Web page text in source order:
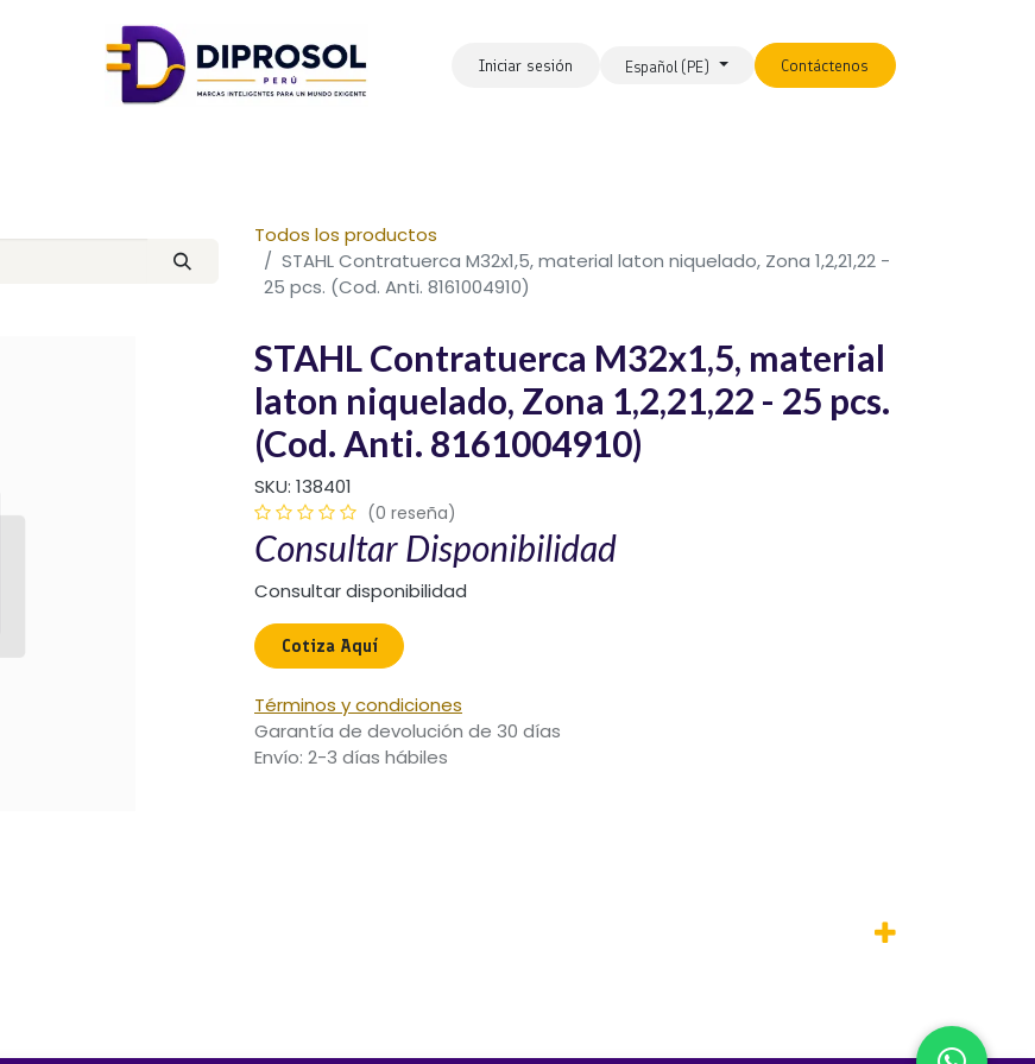
Iniciar sesión Español (PE) Contáctenos
Todos los productos
STAHL Contratuerca M32x1,5, material laton niquelado, Zona 1,2,21,22 -
25 pcs. (Cod. Anti. 8161004910)
STAHL Contratuerca M32x1,5, material
laton niquelado, Zona 1,2,21,22 - 25 pcs.
(Cod. Anti. 8161004910)
SKU: 138401
(0 reseña)
Consultar Disponibilidad
Consultar disponibilidad
Cotiza Aquí​
Términos y condiciones
Garantía de devolución de 30 días
Envío: 2-3 días hábiles